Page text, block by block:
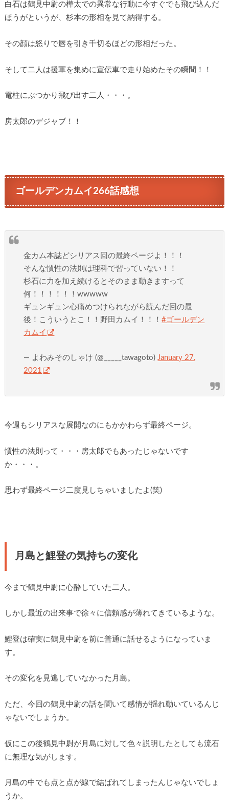
白石は鶴見中尉の樺太での異常な行動に今すぐでも飛び込んだ
ほうがというが、杉本の形相を見て納得する。
その顔は怒りで唇を引き千切るほどの形相だった。
そして二人は援軍を集めに宣伝車で走り始めたその瞬間！！
電柱にぶつかり飛び出す二人・・・。
房太郎のデジャブ！！
ゴールデンカムイ266話感想
金カム本誌どシリアス回の最終ページよ！！！
そんな慣性の法則は理科で習っていない！！
杉石に力を加え続けるとそのまま動きますって
何！！！！！！wwwww
ギュンギュン心痛めつけられながら読んだ回の最
後！こういうとこ！！野田カムイ！！！#ゴールデン
カムイ
— よわみそのしゃけ (@_____tawagoto) January 27,
2021
今週もシリアスな展開なのにもかかわらず最終ページ。
慣性の法則って・・・房太郎でもあったじゃないです
か・・・。
思わず最終ページ二度見しちゃいましたよ(笑)
月島と鯉登の気持ちの変化
今まで鶴見中尉に心酔していた二人。
しかし最近の出来事で徐々に信頼感が薄れてきているような。
鯉登は確実に鶴見中尉を前に普通に話せるようになっていま
す。
その変化を見逃していなかった月島。
ただ、今回の鶴見中尉の話を聞いて感情が揺れ動いているんじ
ゃないでしょうか。
仮にこの後鶴見中尉が月島に対して色々説明したとしても流石
に無理な気がします。
月島の中でも点と点が線で結ばれてしまったんじゃないでしょ
うか。